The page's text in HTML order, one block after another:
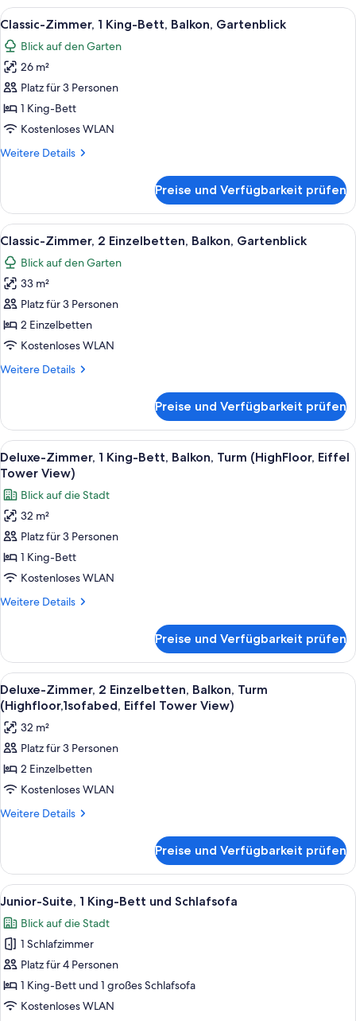
2 Einzelbetten
(High
Floor,
Eiffel
Tower
View)
Alle
Fotos
für
Classic-
Zimmer,
1 King-
Bett,
Gartenblick
Ein Hotelzimmer mit einem großen
4
Classic-Zimmer, 1 King-Bett, Balkon, Gartenblick
Blick auf den Garten
26 m²
Platz für 3 Personen
1 King-Bett
Kostenloses WLAN
Weitere Details
Weitere
Zimmer,
1 King-
Bett,
Balkon,
Gartenblick
Preise und Verfügbarkeit prüfen
Alle
Fotos
für
Classic-
Zimmer,
2 Einzelbetten,
Balkon,
anzeigen
Classic-Zimmer, 2 Einzelbetten,
3
Classic-Zimmer, 2 Einzelbetten, Balkon, Gartenblick
Blick auf den Garten
33 m²
Platz für 3 Personen
2 Einzelbetten
Kostenloses WLAN
Weitere Details
Weitere
Zimmer,
2 Einzelbetten,
Balkon,
Gartenblick
Preise und Verfügbarkeit prüfen
Alle
Fotos
für
Deluxe-
Zimmer,
1 King-
Bett,
Balkon,
Turm
Tower
View)
anzeigen
Der Eiffelturm mit Blick auf Pariser
4
Deluxe-Zimmer, 1 King-Bett, Balkon, Turm (HighFloor, Eiffel
Tower View)
Blick auf die Stadt
32 m²
Platz für 3 Personen
1 King-Bett
Kostenloses WLAN
Weitere Details
Weitere
Zimmer,
1 King-
Bett,
Balkon,
Turm
(HighFloor,
Eiffel
View)
Preise und Verfügbarkeit prüfen
Alle
Fotos
für
Deluxe-
Zimmer,
2 Einzelbetten,
Balkon,
Turm
Tower
View)
anzeigen
Ein Hotelzimmer mit zwei Betten
5
Deluxe-Zimmer, 2 Einzelbetten, Balkon, Turm
(Highfloor,1sofabed, Eiffel Tower View)
32 m²
Platz für 3 Personen
2 Einzelbetten
Kostenloses WLAN
Weitere Details
Weitere
Zimmer,
2 Einzelbetten,
Balkon,
(Highfloor,1sofabed,
Eiffel
Tower
View)
Preise und Verfügbarkeit prüfen
Alle
Fotos
für
Junior-
Suite,
1 King-
Bett
Ein Hotelzimmer mit einem großen
8
Junior-Suite, 1 King-Bett und Schlafsofa
Blick auf die Stadt
1 Schlafzimmer
Platz für 4 Personen
1 King-Bett und 1 großes Schlafsofa
Kostenloses WLAN